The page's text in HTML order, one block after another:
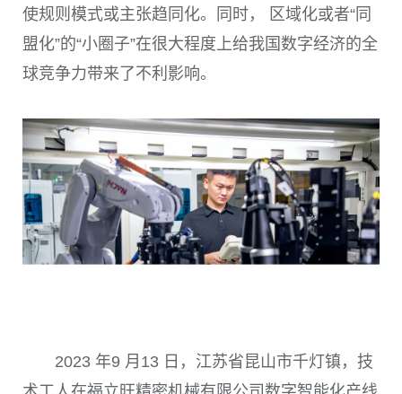
使规则模式或主张趋同化。同时， 区域化或者“同
盟化”的“小圈子”在很大程度上给我国数字经济的全
球竞争力带来了不利影响。
2023 年9 月13 日，江苏省昆山市千灯镇，技